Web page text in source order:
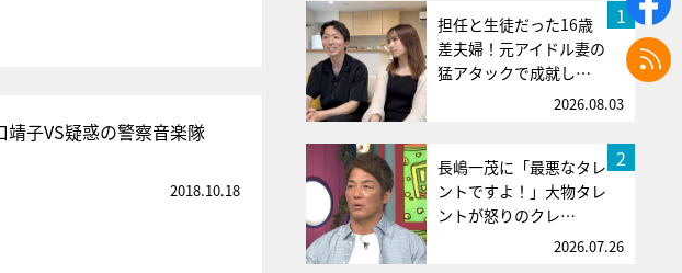
子VS疑惑の警察音楽隊
2018.10.18
1
担任と生徒だった16歳
差夫婦！元アイドル妻の
猛アタックで成就し…
2026.08.03
2
長嶋一茂に「最悪なタレ
ントですよ！」大物タレ
ントが怒りのクレ…
2026.07.26